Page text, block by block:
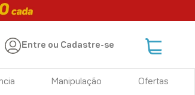
Entre ou Cadastre-se
Manipulação Ofertas